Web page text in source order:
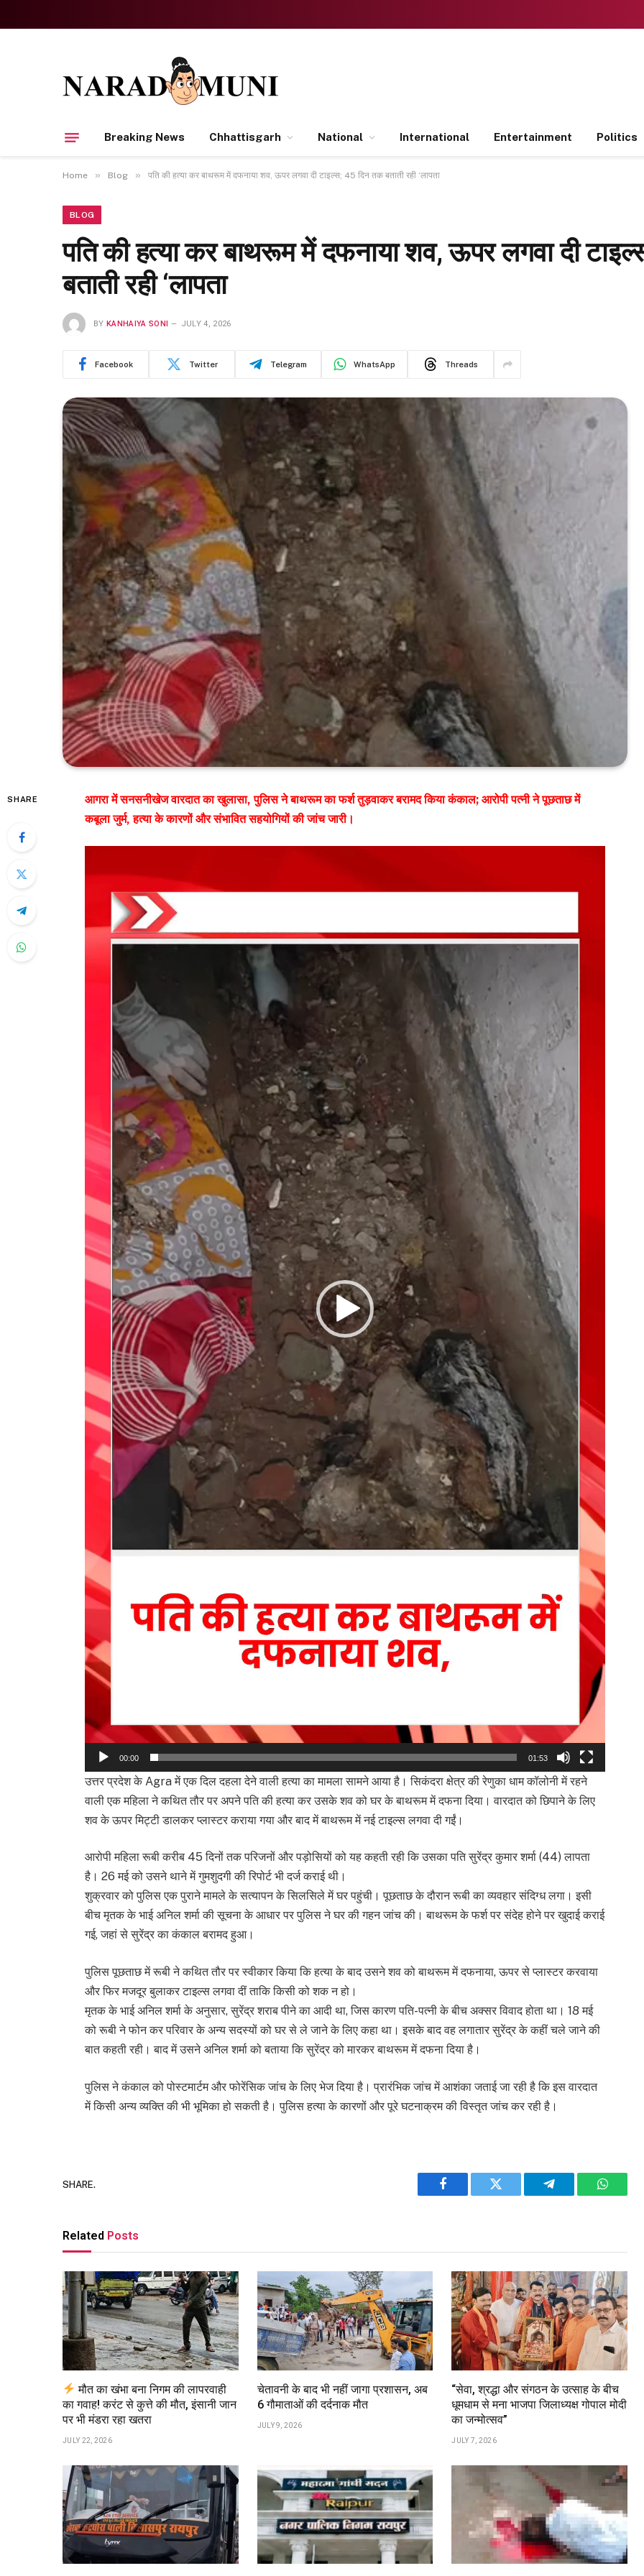
Breaking News Chhattisgarh National International Entertainment Politics
Home » Blog » पति की हत्या कर बाथरूम में दफनाया शव, ऊपर लगवा दी टाइल्स; 45 दिन तक बताती रही ‘लापता
BLOG
पति की हत्या कर बाथरूम में दफनाया शव, ऊपर लगवा दी
बताती रही ‘लापता
BY KANHAIYA SONI JULY 4, 2026
Facebook Twitter Telegram WhatsApp Threads
SHARE
आगरा में सनसनीखेज वारदात का खुलासा, पुलिस ने बाथरूम का फर्श तुड़वाकर बरामद किया कंकाल; आरोपी पत्नी ने पूछताछ में
कबूला जुर्म, हत्या के कारणों और संभावित सहयोगियों की जांच जारी।
Player
00:00 01:53
उत्तर प्रदेश के Agra में एक दिल दहला देने वाली हत्या का मामला सामने आया है। सिकंदरा क्षेत्र की रेणुका धाम कॉलोनी में रहने
वाली एक महिला ने कथित तौर पर अपने पति की हत्या कर उसके शव को घर के बाथरूम में दफना दिया। वारदात को छिपाने के लिए
शव के ऊपर मिट्टी डालकर प्लास्टर कराया गया और बाद में बाथरूम में नई टाइल्स लगवा दी गईं।
आरोपी महिला रूबी करीब 45 दिनों तक परिजनों और पड़ोसियों को यह कहती रही कि उसका पति सुरेंद्र कुमार शर्मा (44) लापता
है। 26 मई को उसने थाने में गुमशुदगी की रिपोर्ट भी दर्ज कराई थी।
शुक्रवार को पुलिस एक पुराने मामले के सत्यापन के सिलसिले में घर पहुंची। पूछताछ के दौरान रूबी का व्यवहार संदिग्ध लगा। इसी
बीच मृतक के भाई अनिल शर्मा की सूचना के आधार पर पुलिस ने घर की गहन जांच की। बाथरूम के फर्श पर संदेह होने पर खुदाई कराई
गई, जहां से सुरेंद्र का कंकाल बरामद हुआ।
पुलिस पूछताछ में रूबी ने कथित तौर पर स्वीकार किया कि हत्या के बाद उसने शव को बाथरूम में दफनाया, ऊपर से प्लास्टर करवाया
और फिर मजदूर बुलाकर टाइल्स लगवा दीं ताकि किसी को शक न हो।
मृतक के भाई अनिल शर्मा के अनुसार, सुरेंद्र शराब पीने का आदी था, जिस कारण पति-पत्नी के बीच अक्सर विवाद होता था। 18 मई
को रूबी ने फोन कर परिवार के अन्य सदस्यों को घर से ले जाने के लिए कहा था। इसके बाद वह लगातार सुरेंद्र के कहीं चले जाने की
बात कहती रही। बाद में उसने अनिल शर्मा को बताया कि सुरेंद्र को मारकर बाथरूम में दफना दिया है।
पुलिस ने कंकाल को पोस्टमार्टम और फोरेंसिक जांच के लिए भेज दिया है। प्रारंभिक जांच में आशंका जताई जा रही है कि इस वारदात
में किसी अन्य व्यक्ति की भी भूमिका हो सकती है। पुलिस हत्या के कारणों और पूरे घटनाक्रम की विस्तृत जांच कर रही है।
SHARE.
Facebook Twitter Telegram
Related Posts
मौत का खंभा बना निगम की लापरवाही
का गवाह! करंट से कुत्ते की मौत, इंसानी जान
पर भी मंडरा रहा खतरा
JULY 22, 2026
चेतावनी के बाद भी नहीं जागा प्रशासन, अब
6 गौमाताओं की दर्दनाक मौत
JULY 9, 2026
“सेवा, श्रद्धा और संगठन के उत्साह के बीच
धूमधाम से मना भाजपा जिलाध्यक्ष गोपाल मोदी
का जन्मोत्सव”
JULY 7, 2026